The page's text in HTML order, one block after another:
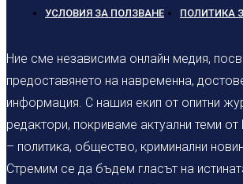
УСЛОВИЯ ЗА ПОЛЗВАНЕ ПОЛИТИКА
Ние сме независима онлайн медия,
предоставянето на навременна,
информация. С нашия екип от опитни
редактори, покриваме актуални теми
– политика, общество, криминални
Стремим се да бъдем гласът на